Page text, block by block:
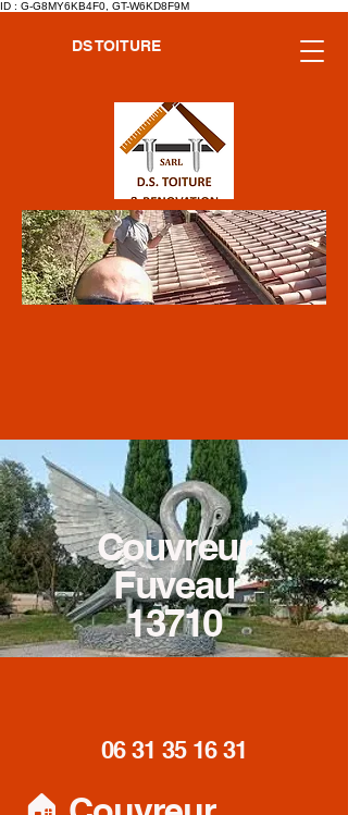
ID : G-G8MY6KB4F0, GT-W6KD8F9M
DS TOITURE
Couvreur
Fuveau
13710
06 31 35 16 31